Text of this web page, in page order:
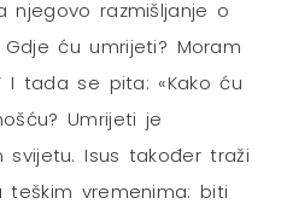
njegovo razmišljanje o
ću umrijeti? Moram
I tada se pita: «Kako ću
Umrijeti je
Isus također traži
teškim vremenima: biti